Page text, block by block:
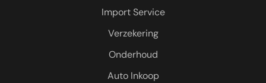
Import Service
Verzekering
Onderhoud
Auto Inkoop